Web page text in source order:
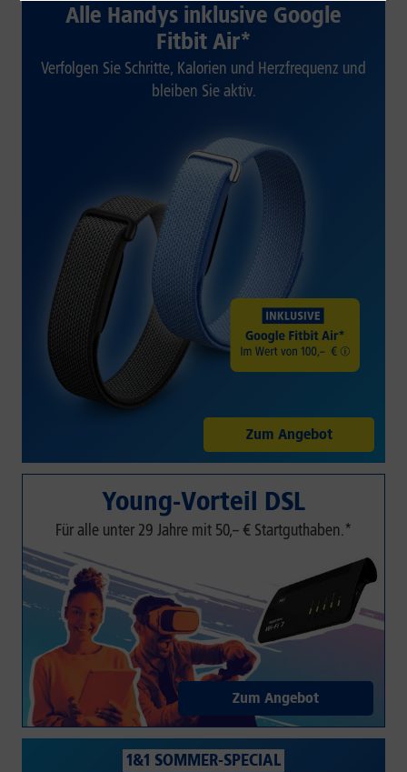
Alle Handys inklusive Google
Fitbit Air*
Verfolgen Sie Schritte, Kalorien und Herzfrequenz und
bleiben Sie aktiv.
Zum Angebot
Young-Vorteil DSL
Für alle unter 29 Jahre mit 50,– € Startguthaben.*
Zum Angebot
1&1 SOMMER-SPECIAL